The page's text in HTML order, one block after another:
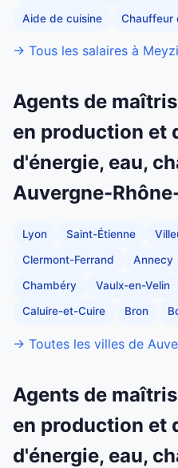
Aide de cuisine Chauffeur
→ Tous les salaires à
Agents de
en production et
d'énergie, eau,
Auvergne-
Lyon Saint-Étienne
Clermont-Ferrand Annecy
Chambéry Vaulx-en-Velin
Caluire-et-Cuire Bron
→ Toutes les villes de
Agents de
en production et
d'énergie, eau,